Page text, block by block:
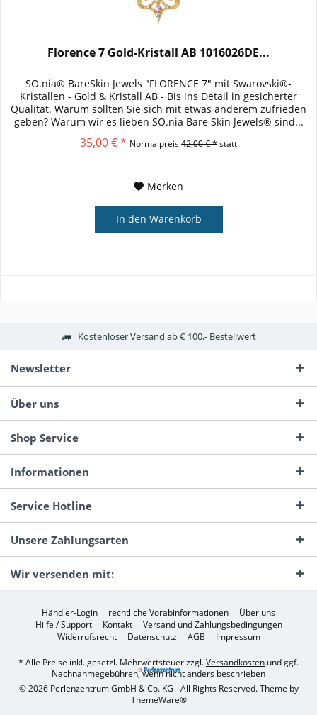
Florence 7 Gold-Kristall AB 1016026DE...
SO.nia® BareSkin Jewels "FLORENCE 7" mit Swarovski®-
Kristallen - Gold & Kristall AB - Bis ins Detail in gesicherter
Qualität. Warum sollten Sie sich mit etwas anderem zufrieden
geben? Warum wir es lieben SO.nia Bare Skin Jewels® sind...
35,00 € * Normalpreis42,00 € *statt
Merken
In den Warenkorb
Kostenloser Versand ab € 100,- Bestellwert
Newsletter
Über uns
Shop Service
Informationen
Service Hotline
Unsere Zahlungsarten
Wir versenden mit:
Händler-Login rechtliche Vorabinformationen
Über uns
Hilfe / Support
Kontakt
Versand und Zahlungsbedingungen
Widerrufsrecht
Datenschutz AGB Impressum
* Alle Preise inkl. gesetzl. Mehrwertsteuer zzgl.Versandkosten und ggf.
Nachnahmegebühren, wenn nicht anders beschrieben
© 2026 Perlenzentrum GmbH & Co. KG - All Rights Reserved. Theme by
ThemeWare®